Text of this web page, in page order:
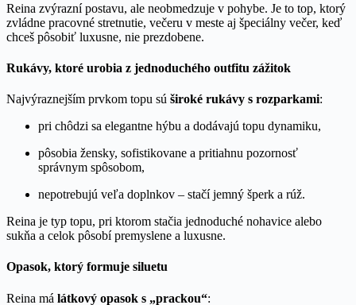
Reina zvýrazní postavu, ale neobmedzuje v pohybe. Je to top, ktorý
zvládne pracovné stretnutie, večeru v meste aj špeciálny večer, keď
chceš pôsobiť luxusne, nie prezdobene.
Rukávy, ktoré urobia z jednoduchého outfitu zážitok
Najvýraznejším prvkom topu sú široké rukávy s rozparkami:
pri chôdzi sa elegantne hýbu a dodávajú topu dynamiku,
pôsobia žensky, sofistikovane a pritiahnu pozornosť
správnym spôsobom,
nepotrebujú veľa doplnkov – stačí jemný šperk a rúž.
Reina je typ topu, pri ktorom stačia jednoduché nohavice alebo
sukňa a celok pôsobí premyslene a luxusne.
Opasok, ktorý formuje siluetu
Reina má látkový opasok s „prackou“: